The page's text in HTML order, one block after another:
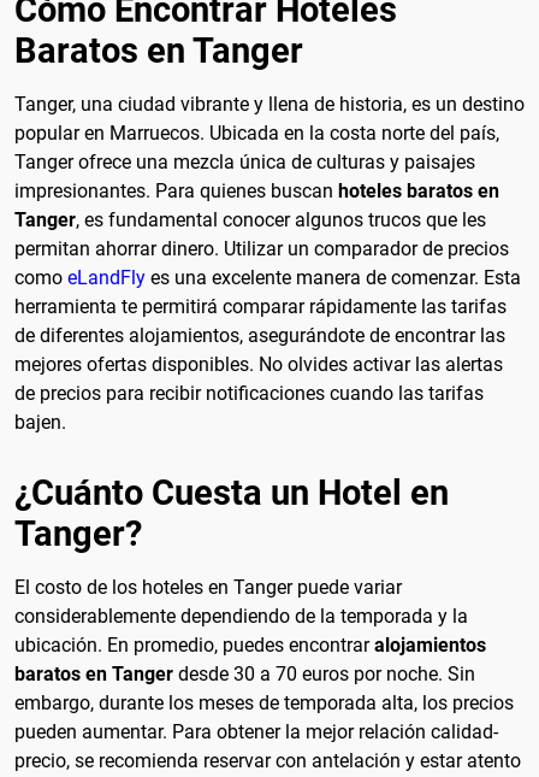
Cómo Encontrar Hoteles
Baratos en Tanger
Tanger, una ciudad vibrante y llena de historia, es un destino
popular en Marruecos. Ubicada en la costa norte del país,
Tanger ofrece una mezcla única de culturas y paisajes
impresionantes. Para quienes buscan hoteles baratos en
Tanger, es fundamental conocer algunos trucos que les
permitan ahorrar dinero. Utilizar un comparador de precios
como eLandFly es una excelente manera de comenzar. Esta
herramienta te permitirá comparar rápidamente las tarifas
de diferentes alojamientos, asegurándote de encontrar las
mejores ofertas disponibles. No olvides activar las alertas
de precios para recibir notificaciones cuando las tarifas
bajen.
¿Cuánto Cuesta un Hotel en
Tanger?
El costo de los hoteles en Tanger puede variar
considerablemente dependiendo de la temporada y la
ubicación. En promedio, puedes encontraralojamientos
baratos en Tanger desde 30 a 70 euros por noche. Sin
embargo, durante los meses de temporada alta, los precios
pueden aumentar. Para obtener la mejor relación calidad-
precio, se recomienda reservar con antelación y estar atento